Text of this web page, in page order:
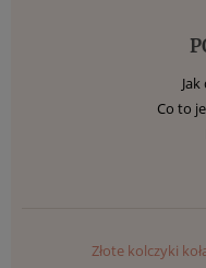
Co to
Złote kolczyki